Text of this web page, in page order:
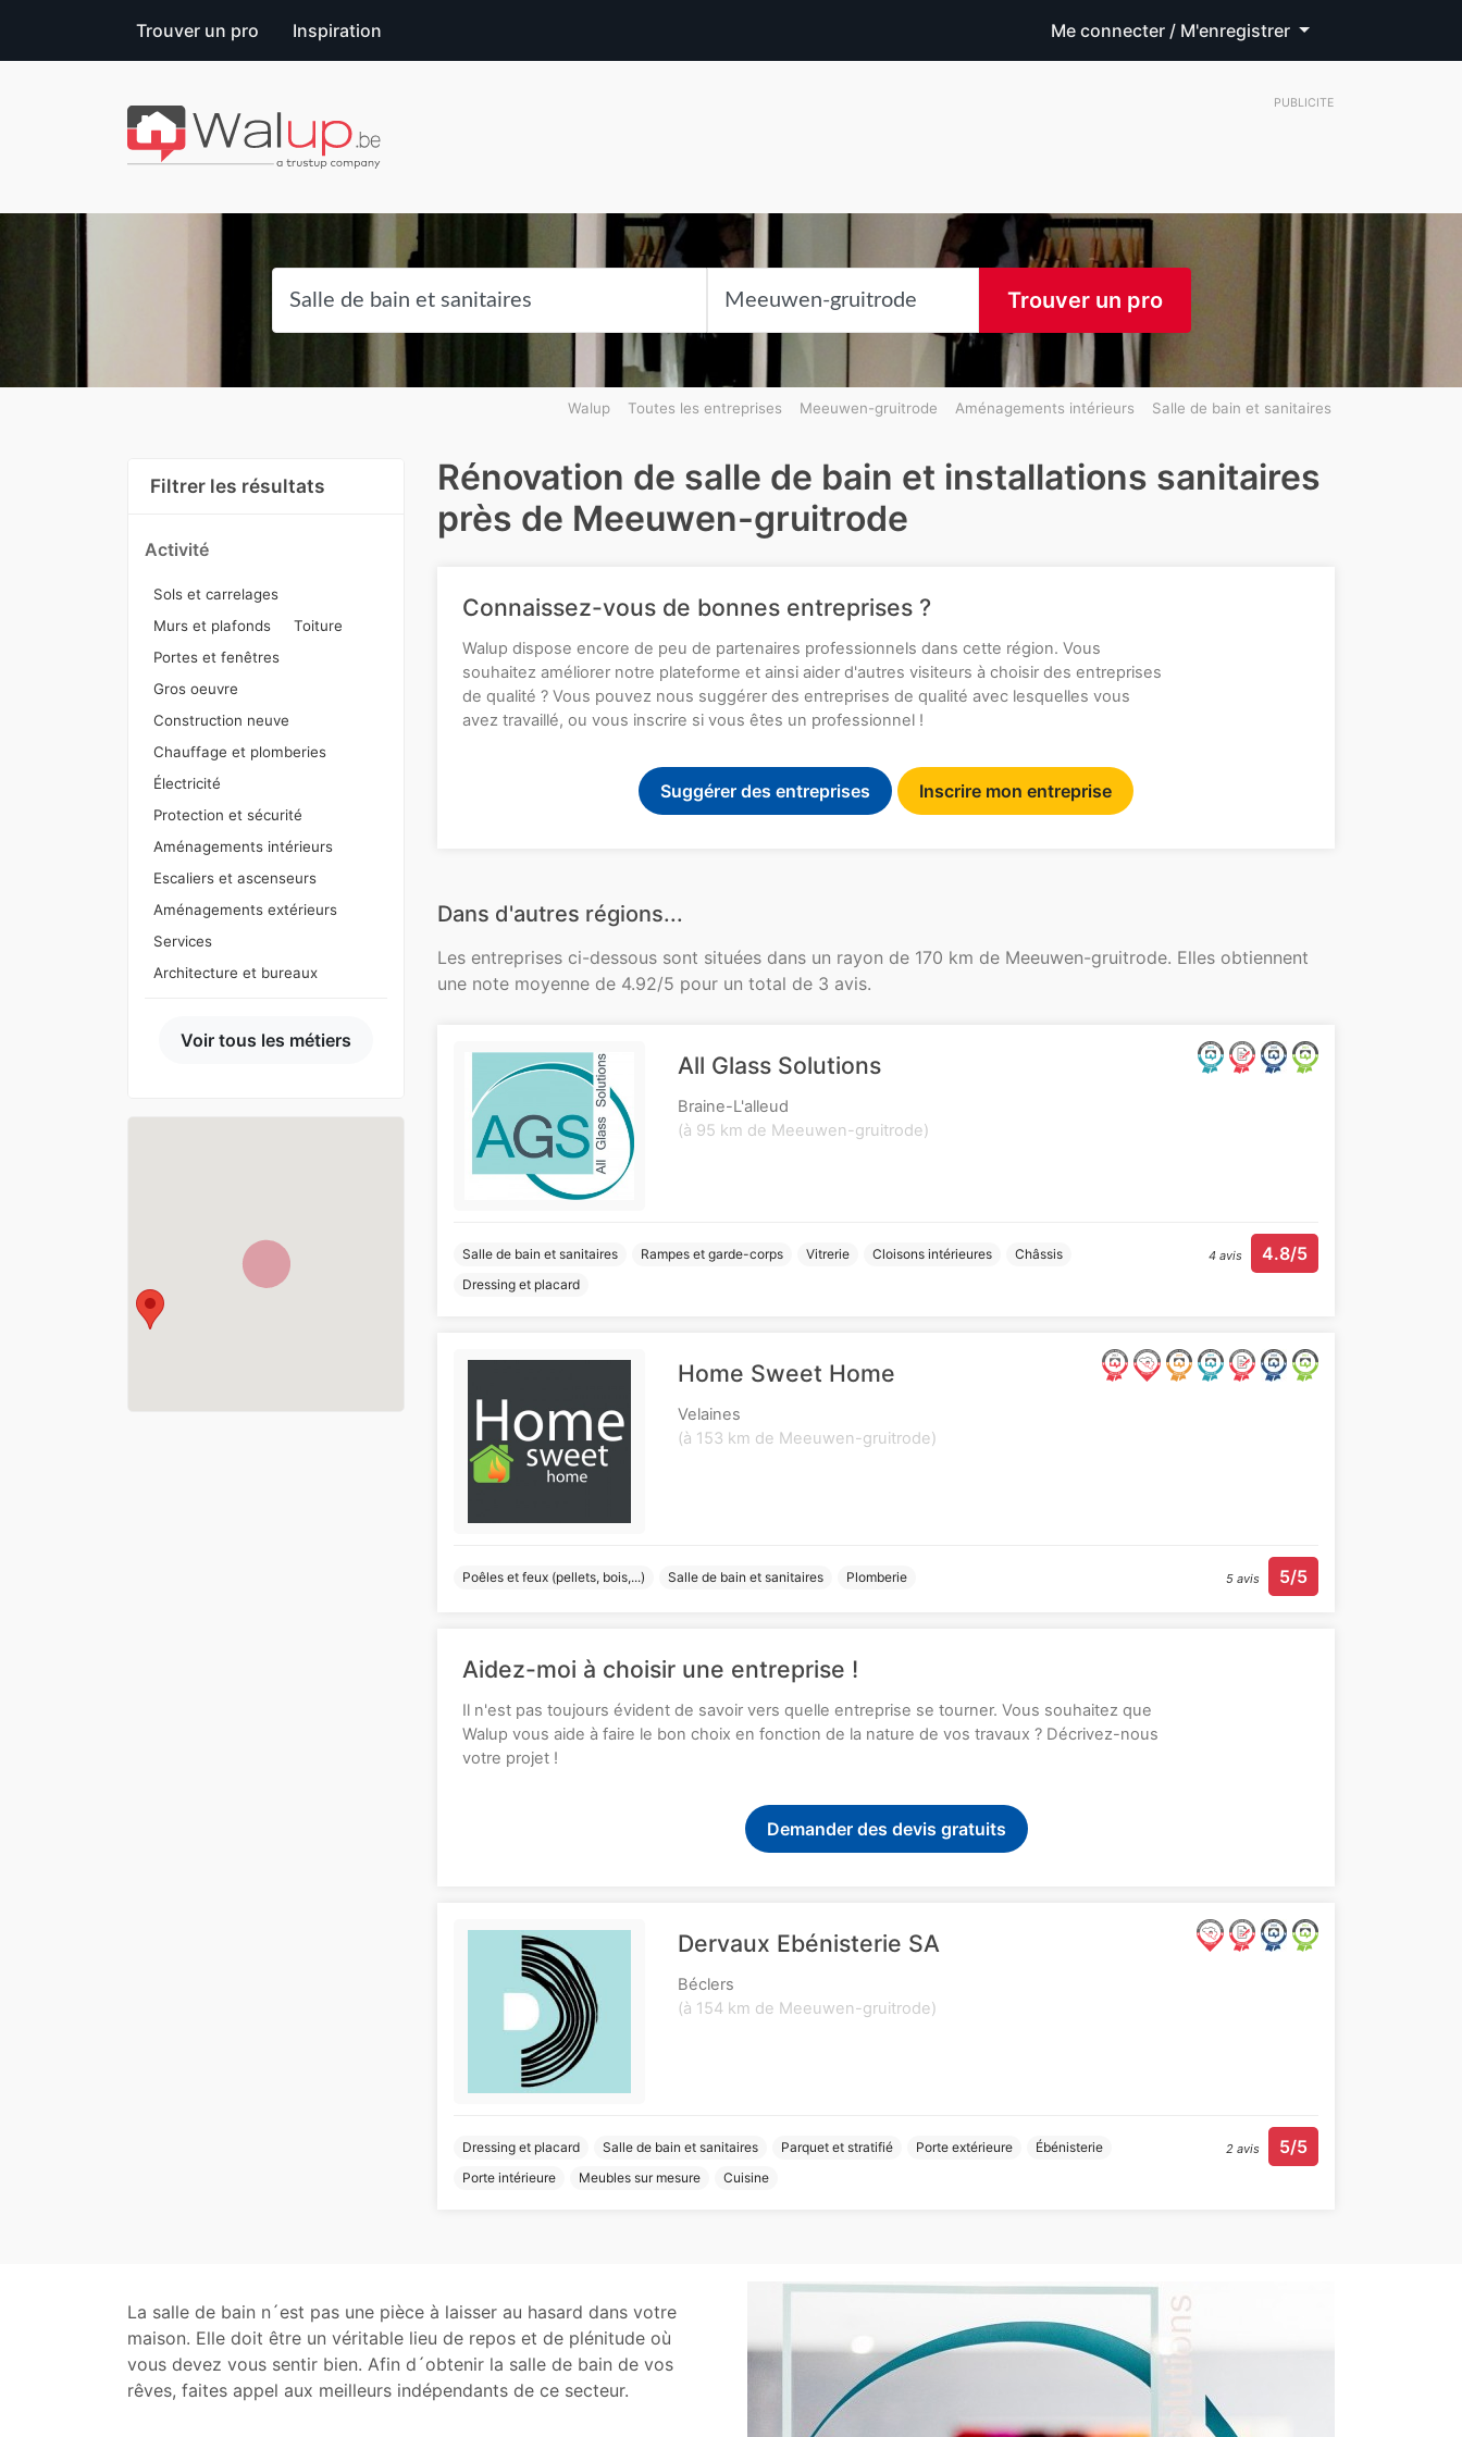
Trouver un pro Inspiration Me connecter / M'enregistrer
PUBLICITE
Trouver un pro
Walup Toutes les entreprises Meeuwen-gruitrode Aménagements intérieurs Salle de bain et sanitaires
Filtrer les résultats
Activité
Sols et carrelages
Murs et plafonds
Toiture
Portes et fenêtres
Gros oeuvre
Construction neuve
Chauffage et plomberies
Électricité
Protection et sécurité
Aménagements intérieurs
Escaliers et ascenseurs
Aménagements extérieurs
Services
Architecture et bureaux
Voir tous les métiers
Rénovation de salle de bain et installations sanitaires
près de Meeuwen-gruitrode
Connaissez-vous de bonnes entreprises ?
Walup dispose encore de peu de partenaires professionnels dans cette région. Vous
souhaitez améliorer notre plateforme et ainsi aider d'autres visiteurs à choisir des entreprises
de qualité ? Vous pouvez nous suggérer des entreprises de qualité avec lesquelles vous
avez travaillé, ou vous inscrire si vous êtes un professionnel !
Suggérer des entreprises Inscrire mon entreprise
Dans d'autres régions...
Les entreprises ci-dessous sont situées dans un rayon de 170 km de Meeuwen-gruitrode. Elles obtiennent
une note moyenne de 4.92/5 pour un total de 3 avis.
All Glass Solutions
Braine-L'alleud
(à 95 km de Meeuwen-gruitrode)
4 avis 4.8/5
Salle de bain et sanitaires Rampes et garde-corps Vitrerie Cloisons intérieures
Châssis
Dressing et placard
Home Sweet Home
Velaines
(à 153 km de Meeuwen-gruitrode)
5 avis 5/5
Poêles et feux (pellets, bois,...) Salle de bain et sanitaires Plomberie
Aidez-moi à choisir une entreprise !
Il n'est pas toujours évident de savoir vers quelle entreprise se tourner. Vous souhaitez que
Walup vous aide à faire le bon choix en fonction de la nature de vos travaux ? Décrivez-nous
votre projet !
Demander des devis gratuits
Dervaux Ebénisterie SA
Béclers
(à 154 km de Meeuwen-gruitrode)
2 avis 5/5
Dressing et placard Salle de bain et sanitaires Parquet et stratifié Porte extérieure
Ébénisterie
Porte intérieure
Meubles sur mesure Cuisine
La salle de bain n´est pas une pièce à laisser au hasard dans votre
maison. Elle doit être un véritable lieu de repos et de plénitude où
vous devez vous sentir bien. Afin d´obtenir la salle de bain de vos
rêves, faites appel aux meilleurs indépendants de ce secteur.